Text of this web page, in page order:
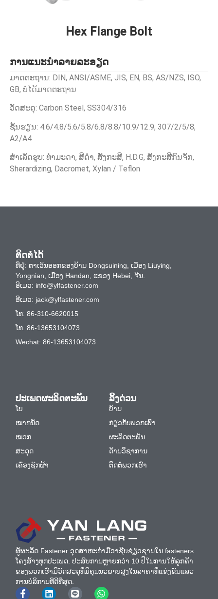
Hex Flange Bolt
ການແນະນໍາລາຍລະອຽດ
ມາດຕະຖານ: DIN, ANSI/ASME, JIS, EN, BS, AS/NZS, ISO,
GB, ບໍ່ໄດ້ມາດຕະຖານ
ວັດສະດຸ: Carbon Steel, SS304/316
ຊັ້ນຮຽນ: 4.6/4.8/5.6/5.8/6.8/8.8/10.9/12.9, 307/2/5/8,
A2/A4
ສໍາເລັດຮູບ: ທໍາມະດາ, ສີດໍາ, ສັງກະສີ, H.D.G, ສັງກະສີກົນຈັກ,
Sherardizing, Dacromet, Xylan / Teflon
ຜູ້ຜະລິດ Fastener ອຸດສາຫະກໍາມືອາຊີບຊ່ຽວຊານໃນ fasteners
ໂຄງສ້າງທຸກປະເພດ. ປະສົບການຫຼາຍກວ່າ 10 ປີໃນການໃຫ້ລູກຄ້າ
ຂອງພວກເຮົາມີວັດສະດຸທີ່ມີຄຸນນະພາບສູງໃນລາຄາທີ່ແຂ່ງຂັນແລະ
ການບໍລິການທີ່ດີທີ່ສຸດ.
ປະເພດຜະລິດຕະພັນ
ໂບ
ໝາກນັດ
ໝວກ
ສະດຸດ
ເຄື່ອງຊັກຜ້າ
ລິ້ງດ່ວນ
ບ້ານ
ກ່ຽວກັບພວກເຮົາ
ຜະລິດຕະພັນ
ດ້ານວິຊາການ
ຕິດຕໍ່ພວກເຮົາ
ຕິດຕໍ່ໄດ້
ທີ່​ຢູ່​: ຕາ​ເວັນ​ອອກ​ຂອງ​ບ້ານ Dongsuining​, ເມືອງ Liuying​,
Yongnian​, ເມືອງ Handan​, ແຂວງ Hebei​, ຈີນ​.
ອີເມວ: info@ylfastener.com
ອີເມວ: jack@ylfastener.com
ໂທ: 86-310-6620015
ໂທ: 86-13653104073
Wechat: 86-13653104073